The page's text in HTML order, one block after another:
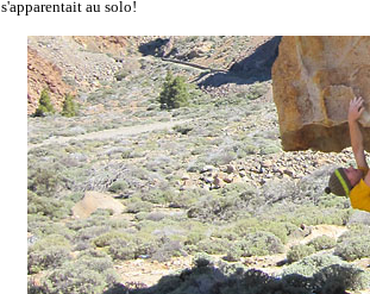
s'apparentait au solo!